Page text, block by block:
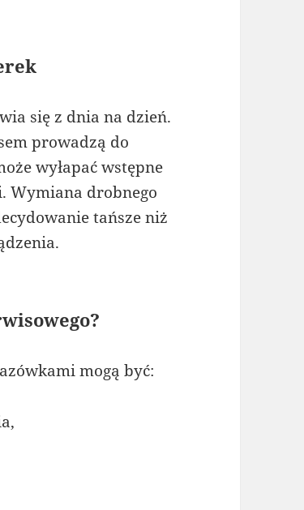
się z dnia na dzień.
prowadzą do
wyłapać wstępne
Wymiana drobnego
tańsze niż
mogą być: